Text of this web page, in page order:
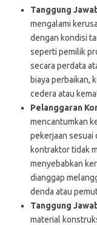
Tanggung
mengalami
dengan kondisi
seperti pemilik
secara perdata
biaya perbaikan,
cedera atau
Pelanggaran
mencantumkan
pekerjaan sesuai
kontraktor tidak
menyebabkan
dianggap
denda atau
Tanggung
material